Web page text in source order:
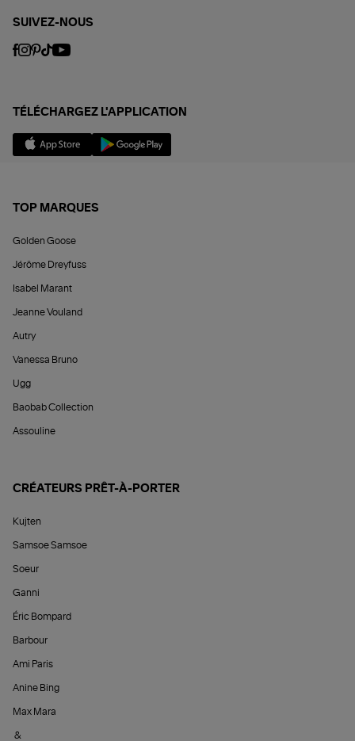
SUIVEZ-NOUS
TÉLÉCHARGEZ L'APPLICATION
TOP MARQUES
Golden Goose
Jérôme Dreyfuss
Isabel Marant
Jeanne Vouland
Autry
Vanessa Bruno
Ugg
Baobab Collection
Assouline
CRÉATEURS PRÊT-À-PORTER
Kujten
Samsoe Samsoe
Soeur
Ganni
Éric Bompard
Barbour
Ami Paris
Anine Bing
Max Mara
&